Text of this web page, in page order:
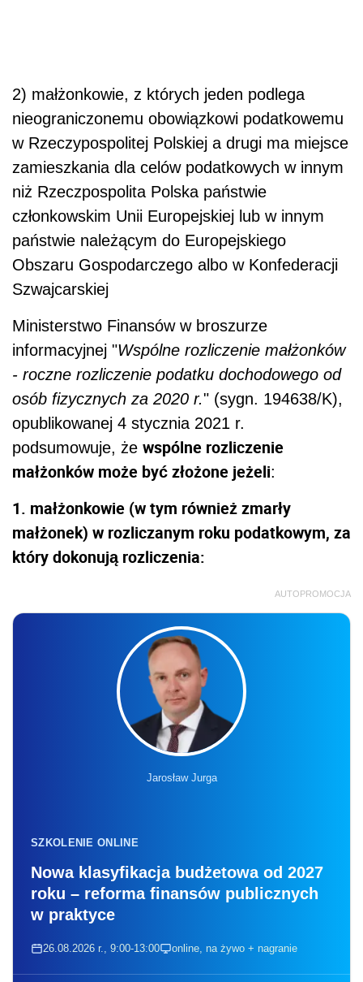
2) małżonkowie, z których jeden podlega
nieograniczonemu obowiązkowi podatkowemu
w Rzeczypospolitej Polskiej a drugi ma miejsce
zamieszkania dla celów podatkowych w innym
niż Rzeczpospolita Polska państwie
członkowskim Unii Europejskiej lub w innym
państwie należącym do Europejskiego
Obszaru Gospodarczego albo w Konfederacji
Szwajcarskiej
Ministerstwo Finansów w broszurze
informacyjnej "Wspólne rozliczenie małżonków
- roczne rozliczenie podatku dochodowego od
osób fizycznych za 2020 r." (sygn. 194638/K),
opublikowanej 4 stycznia 2021 r.
podsumowuje, że wspólne rozliczenie
małżonków może być złożone jeżeli:
1. małżonkowie (w tym również zmarły
małżonek) w rozliczanym roku podatkowym, za
który dokonują rozliczenia:
AUTOPROMOCJA
Jarosław Jurga
SZKOLENIE ONLINE
Nowa klasyfikacja budżetowa od 2027
roku – reforma finansów publicznych
w praktyce
26.08.2026 r., 9:00-13:00 online, na żywo + nagranie